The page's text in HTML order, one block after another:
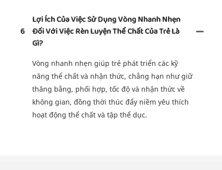
6
Lợi Ích Của Việc Sử Dụng Vòng Nhanh Nhẹn
Đối Với Việc Rèn Luyện Thể Chất Của Trẻ Là
Gì?
Vòng nhanh nhẹn giúp trẻ phát triển các kỹ
năng thể chất và nhận thức, chẳng hạn như giữ
thăng bằng, phối hợp, tốc độ và nhận thức về
không gian, đồng thời thúc đẩy niềm yêu thích
hoạt động thể chất và tập thể dục.